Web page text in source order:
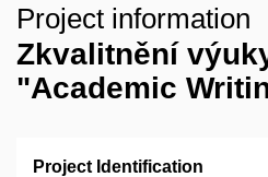
Project information
Zkvalitnění
"Academic
Project Identification